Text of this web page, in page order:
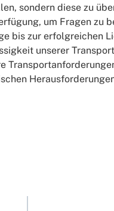
sondern diese zu
um Fragen zu
bis zur erfolgreichen
unserer